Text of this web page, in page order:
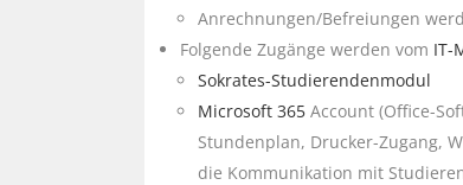
Anrechnungen/Befreiungen
Folgende Zugänge werden vom IT-
Sokrates-Studierendenmodul
Microsoft 365 Account (Office-
Stundenplan, Drucker-Zugang,
die Kommunikation mit